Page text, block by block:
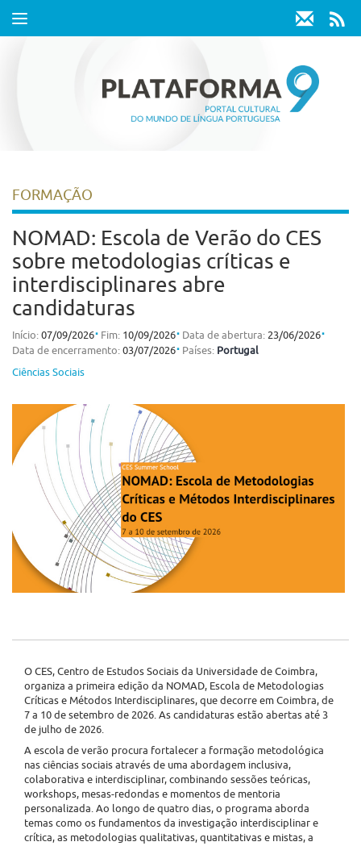
Toggle
FORMAÇÃO
NOMAD: Escola de Verão do CES
sobre metodologias críticas e
interdisciplinares abre
candidaturas
Início: 07/09/2026⋅ Fim: 10/09/2026⋅ Data de abertura: 23/06/2026⋅
Data de encerramento: 03/07/2026⋅ Países: Portugal
Ciências Sociais
O CES, Centro de Estudos Sociais da Universidade de Coimbra,
organiza a primeira edição da NOMAD, Escola de Metodologias
Críticas e Métodos Interdisciplinares, que decorre em Coimbra, de
7 a 10 de setembro de 2026. As candidaturas estão abertas até 3
de julho de 2026.
A escola de verão procura fortalecer a formação metodológica
nas ciências sociais através de uma abordagem inclusiva,
colaborativa e interdisciplinar, combinando sessões teóricas,
workshops, mesas-redondas e momentos de mentoria
personalizada. Ao longo de quatro dias, o programa aborda
temas como os fundamentos da investigação interdisciplinar e
crítica, as metodologias qualitativas, quantitativas e mistas, a